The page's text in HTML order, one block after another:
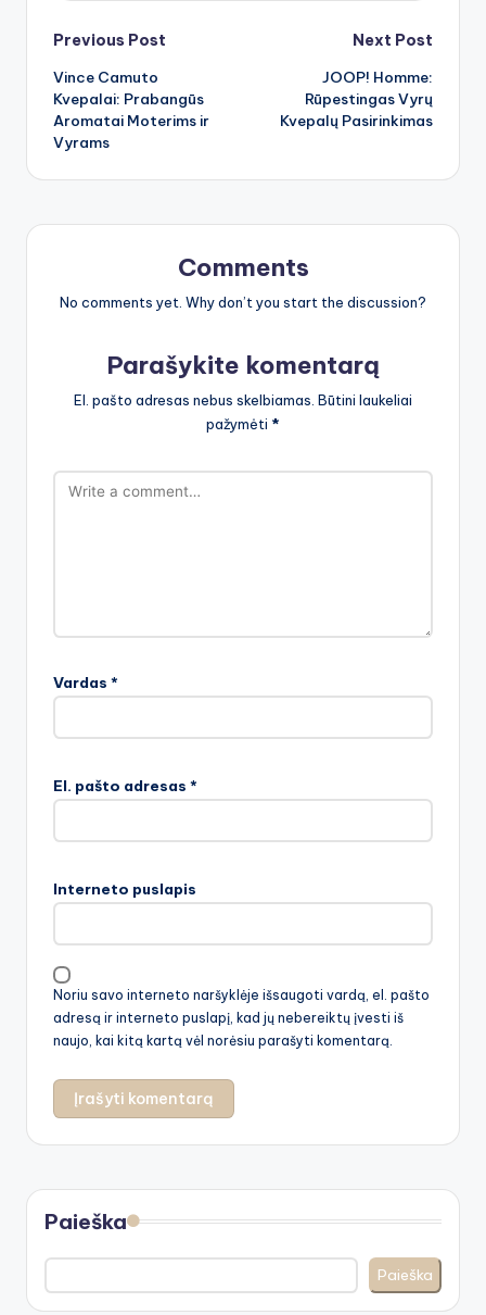
Post
navigation
Previous Post
Vince Camuto
Kvepalai: Prabangūs
Aromatai Moterims ir
Vyrams
Next Post
JOOP! Homme:
Rūpestingas Vyrų
Kvepalų Pasirinkimas
Comments
No comments yet. Why don’t you start the discussion?
Parašykite komentarą
El. pašto adresas nebus skelbiamas. Būtini laukeliai
pažymėti *
Vardas *
El. pašto adresas *
Interneto puslapis
Noriu savo interneto naršyklėje išsaugoti vardą, el. pašto
adresą ir interneto puslapį, kad jų nebereiktų įvesti iš
naujo, kai kitą kartą vėl norėsiu parašyti komentarą.
Paieška
Paieška